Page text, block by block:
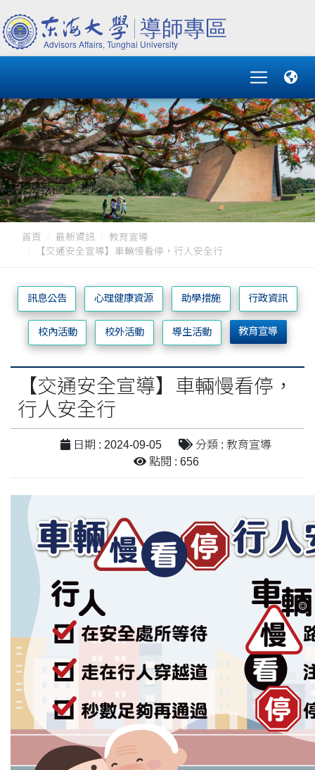
首頁 最新資訊
教育宣導
【交通安全宣導】車輛慢看停，行人安全行
訊息公告 心理健康資源 助學措施 行政資訊
校內活動 校外活動 導生活動 教育宣導
【交通安全宣導】車輛慢看停，
行人安全行
日期 : 2024-09-05
分類 : 教育宣導
點閱 : 656